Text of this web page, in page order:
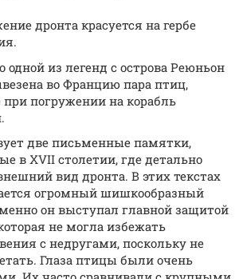
дронта красуется на гербе
одной из легенд с острова Реюньон
во Францию пара птиц,
при погружении на корабль
две письменные памятки,
в XVII столетии, где детально
вид дронта. В этих текстах
огромный шишкообразный
он выступал главной защитой
не могла избежать
с недругами, поскольку не
Глаза птицы были очень